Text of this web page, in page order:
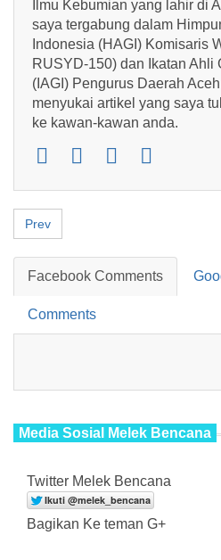
Ilmu Kebumian yang lahir di
saya tergabung dalam
Indonesia (HAGI) Komisaris
RUSYD-150) dan Ikatan Ahli
(IAGI) Pengurus Daerah
menyukai artikel yang saya
ke kawan-kawan anda.
Prev
Facebook Comments
Comments
Media Sosial Melek Bencana
Twitter Melek Bencana
Bagikan Ke teman G+